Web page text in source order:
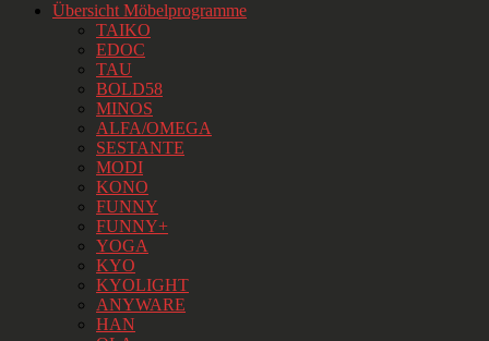
Übersicht Möbelprogramme
TAIKO
EDOC
TAU
BOLD58
MINOS
ALFA/OMEGA
SESTANTE
MODI
KONO
FUNNY
FUNNY+
YOGA
KYO
KYOLIGHT
ANYWARE
HAN